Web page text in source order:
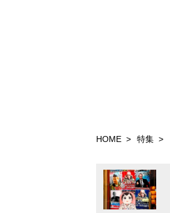
HOME 特集